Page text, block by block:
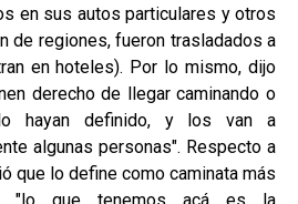
en sus autos particulares y otros
de regiones, fueron trasladados a
en hoteles). Por lo mismo, dijo
derecho de llegar caminando o
hayan definido, y los van a
algunas personas". Respecto a
que lo define como caminata más